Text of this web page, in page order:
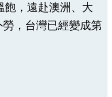
飽，遠赴澳洲、大
，台灣已經變成第